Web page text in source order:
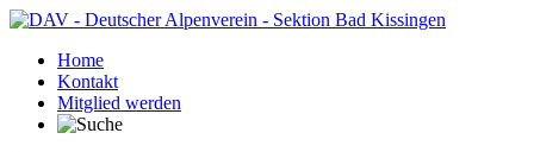
Home
Kontakt
Mitglied werden